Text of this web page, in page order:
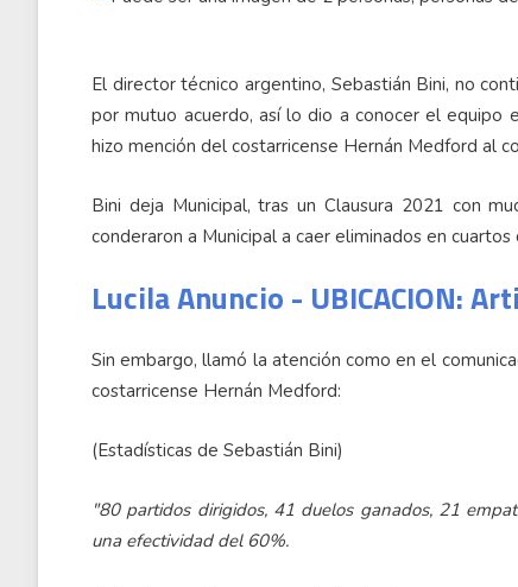
El director técnico argentino, Sebastián Bini, no
por mutuo acuerdo, así lo dio a conocer el equipo
hizo mención del costarricense Hernán Medford al
Bini deja Municipal, tras un Clausura 2021 con
conderaron a Municipal a caer eliminados en
Lucila Anuncio - UBICACION:
Sin embargo, llamó la atención como en el
costarricense Hernán Medford:
(Estadísticas de Sebastián Bini)
"80 partidos dirigidos, 41 duelos ganados, 21
una efectividad del 60%.